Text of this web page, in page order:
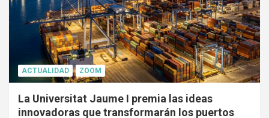
ACTUALIDAD ZOOM
La Universitat Jaume I premia las ideas
innovadoras que transformarán los puertos